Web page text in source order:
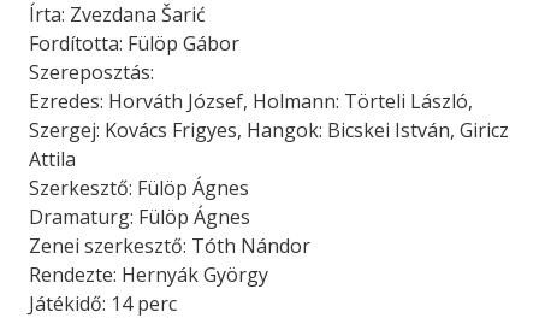
Írta: Zvezdana Šarić
Fordította: Fülöp Gábor
Szereposztás:
Ezredes: Horváth József, Holmann: Törteli László,
Szergej: Kovács Frigyes, Hangok: Bicskei István, Giricz
Attila
Szerkesztő: Fülöp Ágnes
Dramaturg: Fülöp Ágnes
Zenei szerkesztő: Tóth Nándor
Rendezte: Hernyák György
Játékidő: 14 perc